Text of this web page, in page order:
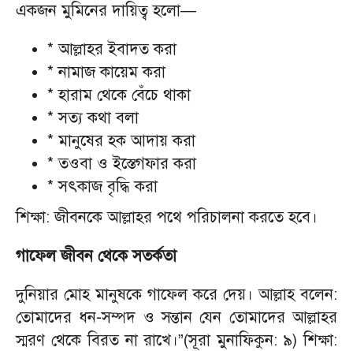
একজন মুমিনের দায়িত্ব হলো—
* আল্লাহর ইবাদত করা
* নামাজ কায়েম করা
* হারাম থেকে বেঁচে থাকা
* সত্য কথা বলা
* মানুষের হক আদায় করা
* তওবা ও ইস্তেগফার করা
* সৎকাজ বৃদ্ধি করা
শিক্ষা: জীবনকে আল্লাহর পথে পরিচালনা করতে হবে।
গাফেল জীবন থেকে সতর্কতা
দুনিয়ার মোহ মানুষকে গাফেল করে দেয়। আল্লাহ বলেন:
তোমাদের ধন-সম্পদ ও সন্তান যেন তোমাদের আল্লাহর
স্মরণ থেকে বিরত না রাখে।”(সূরা মুনাফিকুন: ৯) শিক্ষা: